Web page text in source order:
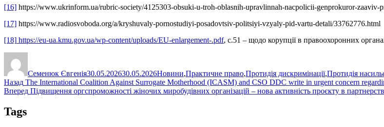
[16] https://www.ukrinform.ua/rubric-society/4125303-obsuki-u-troh-oblasnih-upravlinnah-nacpolicii-genprokuror-zaaviv-
[17] https://www.radiosvoboda.org/a/kryshuvaly-pornostudiyi-posadovtsiv-politsiyi-vzyaly-pid-vartu-detali/33762776.html
[18] https://eu-ua.kmu.gov.ua/wp-content/uploads/EU-enlargement-.pdf, с.51 – щодо корупції в правоохоронних
Семенюк Євгенія30.05.202630.05.2026Новини,Практичне право,Протидія дискримінації,Протидія
Навігація
записів
Назад Попередній
запис:
The International Coalition Against Surrogate Motherhood (ICASM) and CSO DDC write in urgent concern
Вперед Наступний
Підвищення оргспроможності жіночих миробудівних організацій – нова активність проєкту в
Tags